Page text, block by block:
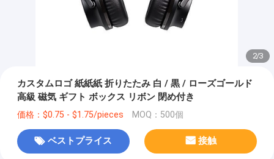
2/3
カスタムロゴ 紙紙紙 折りたたみ 白 / 黒 / ローズゴールド
高級 磁気 ギフト ボックス リボン 閉め付き
価格：$0.75 - $1.75/pieces MOQ：500個
ベストプライス 接触